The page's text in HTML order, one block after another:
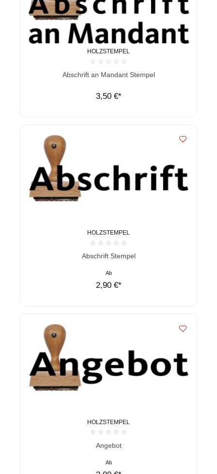
HOLZSTEMPEL
Durchschnittliche Bewertung von 0 von 5 Sternen
Abschrift an Mandant Stempel
3,50 €*
HOLZSTEMPEL
Durchschnittliche Bewertung von 0 von 5 Sternen
Abschrift Stempel
Ab
2,90 €*
HOLZSTEMPEL
Durchschnittliche Bewertung von 0 von 5 Sternen
Angebot
Ab